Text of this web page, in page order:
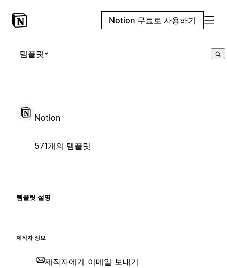
Notion 무료로 사용하기
템플릿
Notion
571개의 템플릿
템플릿 설명
제작자 정보
제작자에게 이메일 보내기